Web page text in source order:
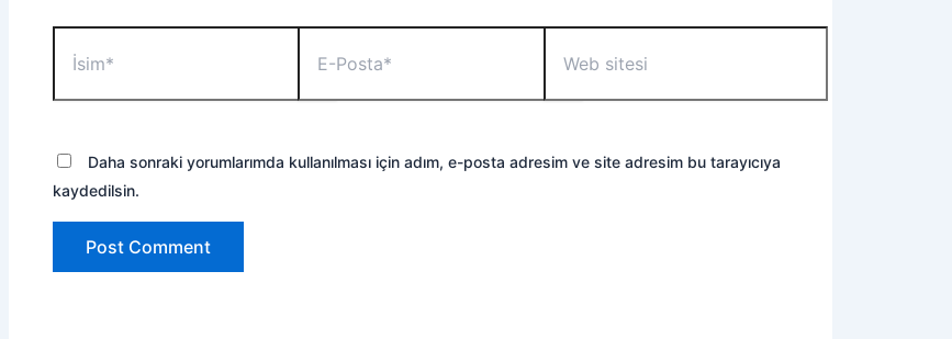
Posta*
sitesi
Daha sonraki yorumlarımda kullanılması için adım, e-posta adresim ve site adresim bu tarayıcıya
kaydedilsin.